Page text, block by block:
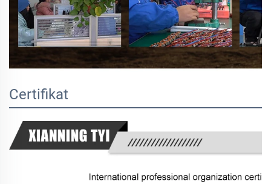
Certifikat